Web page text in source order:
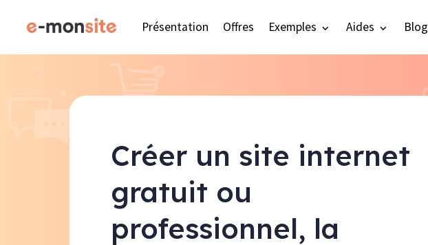
Présentation Offres Exemples Aides Blog
Créer un site internet
gratuit ou
professionnel, la